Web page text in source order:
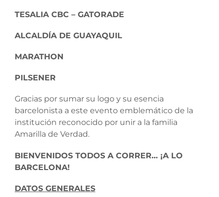
TESALIA CBC – GATORADE
ALCALDÍA DE GUAYAQUIL
MARATHON
PILSENER
Gracias por sumar su logo y su esencia
barcelonista a este evento emblemático de la
institución reconocido por unir a la familia
Amarilla de Verdad.
BIENVENIDOS TODOS A CORRER… ¡A LO
BARCELONA!
DATOS GENERALES